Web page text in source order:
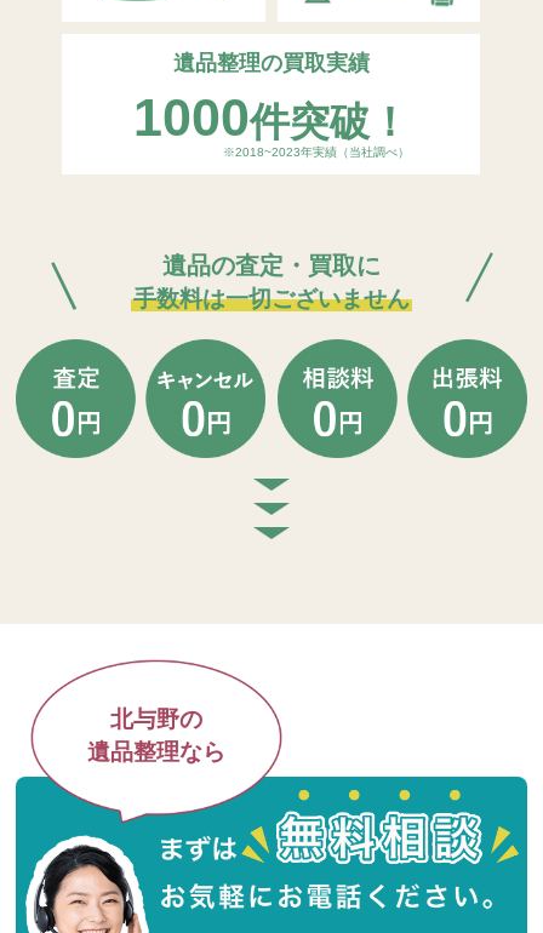
遺品整理の買取実績
1000件突破！
※2018~2023年実績（当社調べ）
遺品の査定・買取に
手数料は一切ございません
北与野の
遺品整理なら